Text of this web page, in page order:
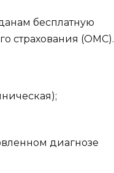
бесплатную
страхования (ОМС).
диагнозе